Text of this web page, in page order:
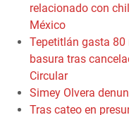
relacionado con
México
Tepetitlán gasta
basura tras
Circular
Simey Olvera
Tras cateo en